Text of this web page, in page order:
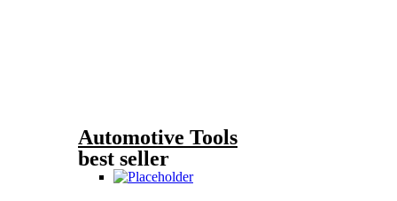
Automotive Tools
best seller